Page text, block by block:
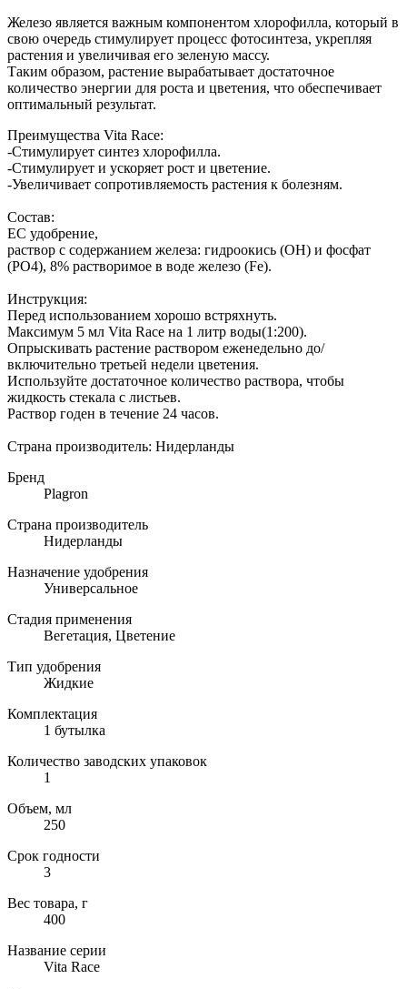
Железо является важным компонентом хлорофилла, который в
свою очередь стимулирует процесс фотосинтеза, укрепляя
растения и увеличивая его зеленую массу.
Таким образом, растение вырабатывает достаточное
количество энергии для роста и цветения, что обеспечивает
оптимальный результат.
Преимущества Vita Race:
-Стимулирует синтез хлорофилла.
-Стимулирует и ускоряет рост и цветение.
-Увеличивает сопротивляемость растения к болезням.
Состав:
EC удобрение,
раствор с содержанием железа: гидроокись (OH) и фосфат
(PO4), 8% растворимое в воде железо (Fe).
Инструкция:
Перед использованием хорошо встряхнуть.
Максимум 5 мл Vita Race на 1 литр воды(1:200).
Опрыскивать растение раствором еженедельно до/
включительно третьей недели цветения.
Используйте достаточное количество раствора, чтобы
жидкость стекала с листьев.
Раствор годен в течение 24 часов.
Страна производитель: Нидерланды
Бренд
Plagron
Страна производитель
Нидерланды
Назначение удобрения
Универсальное
Стадия применения
Вегетация, Цветение
Тип удобрения
Жидкие
Комплектация
1 бутылка
Количество заводских упаковок
1
Объем, мл
250
Срок годности
3
Вес товара, г
400
Название серии
Vita Race